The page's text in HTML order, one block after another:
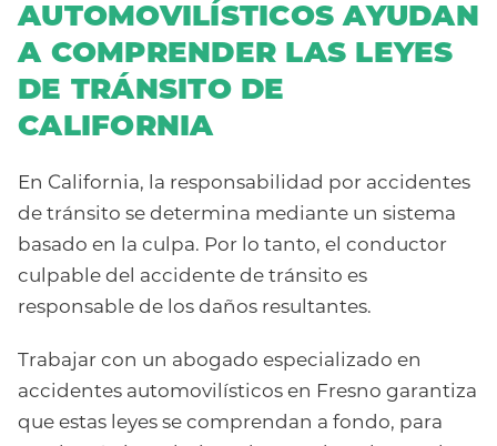
AUTOMOVILÍSTICOS AYUDAN
A COMPRENDER LAS LEYES
DE TRÁNSITO DE
CALIFORNIA
En California, la responsabilidad por accidentes
de tránsito se determina mediante un sistema
basado en la culpa. Por lo tanto, el conductor
culpable del accidente de tránsito es
responsable de los daños resultantes.
Trabajar con un abogado especializado en
accidentes automovilísticos en Fresno garantiza
que estas leyes se comprendan a fondo, para